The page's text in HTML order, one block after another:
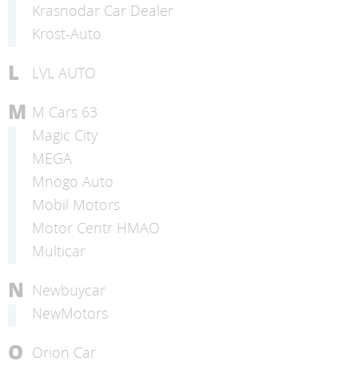
Krasnodar Car Dealer
Krost-Auto
L LVL AUTO
M M Cars 63
Magic City
MEGA
Mnogo Auto
Mobil Motors
Motor Centr HMAO
Multicar
N Newbuycar
NewMotors
O Orion Car